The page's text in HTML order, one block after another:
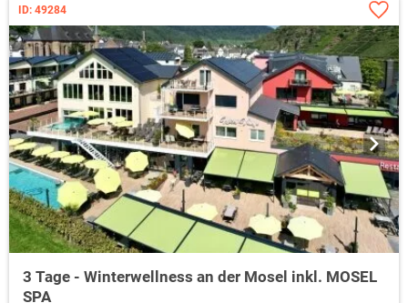
ID: 49284
3 Tage - Winterwellness an der Mosel inkl. MOSEL
SPA